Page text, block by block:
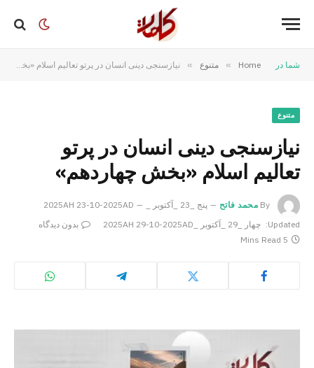
شما در Home
» متنوع » نیازسنجی دینی انسان در پرتو تعالیم اسلام «بخش چهاردهم»
متنوع
نیازسنجی دینی انسان در پرتو
تعالیم اسلام «بخش چهاردهم»
By محمد فاتح
پنج _23 _آکتوبر _2025AH 23-10-2025AD
Updated:
چهار _29 _آکتوبر _2025AH 29-10-2025AD
بدون دیدگاه
5 Mins Read